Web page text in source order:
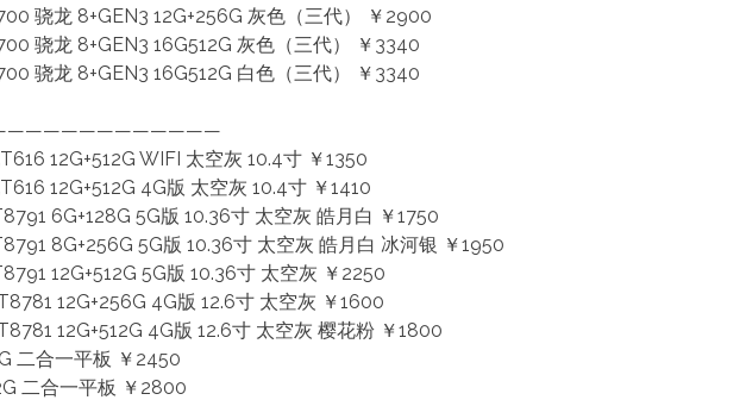
骁龙 8+GEN3 12G+256G 灰色（三代） ￥2900
骁龙 8+GEN3 16G512G 灰色（三代） ￥3340
骁龙 8+GEN3 16G512G 白色（三代） ￥3340
12G+512G WIFI 太空灰 10.4寸 ￥1350
12G+512G 4G版 太空灰 10.4寸 ￥1410
6G+128G 5G版 10.36寸 太空灰 皓月白 ￥1750
8G+256G 5G版 10.36寸 太空灰 皓月白 冰河银 ￥1950
12G+512G 5G版 10.36寸 太空灰 ￥2250
12G+256G 4G版 12.6寸 太空灰 ￥1600
12G+512G 4G版 12.6寸 太空灰 樱花粉 ￥1800
二合一平板 ￥2450
二合一平板 ￥2800